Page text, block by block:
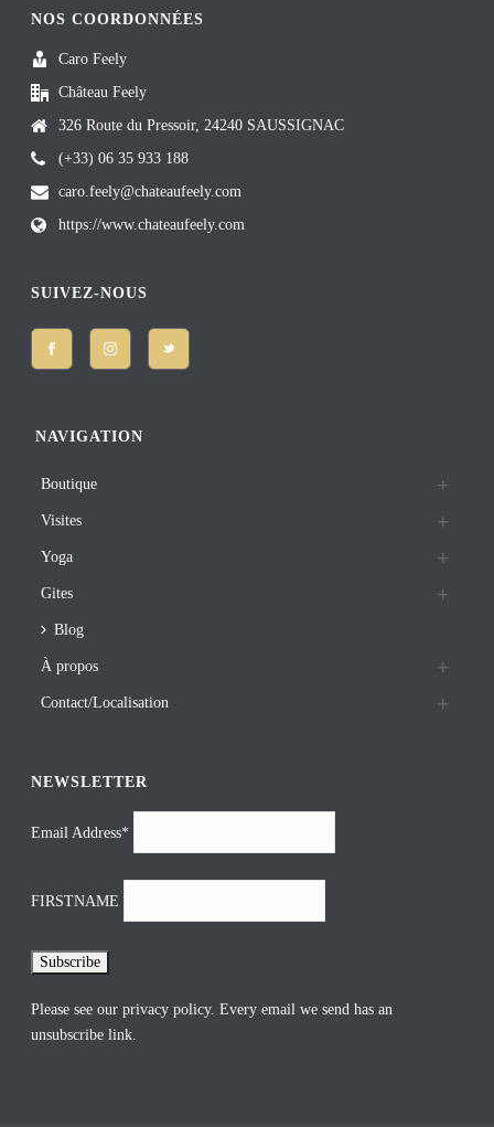
NOS COORDONNÉES
Caro Feely
Château Feely
326 Route du Pressoir, 24240 SAUSSIGNAC
(+33) 06 35 933 188
caro.feely@chateaufeely.com
https://www.chateaufeely.com
SUIVEZ-NOUS
NAVIGATION
Boutique
Visites
Yoga
Gites
Blog
À propos
Contact/Localisation
NEWSLETTER
Email Address*
FIRSTNAME
Please see ourprivacy policy. Every email we send has an
unsubscribe link.